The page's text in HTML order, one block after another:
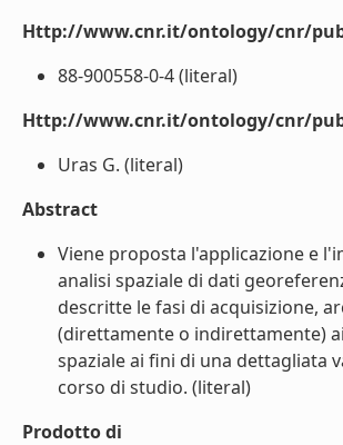
Http://www.cnr.it/ontology/cnr/
88-900558-0-4 (literal)
Http://www.cnr.it/ontology/cnr/
Uras G. (literal)
Abstract
Viene proposta l'applicazione e
analisi spaziale di dati
descritte le fasi di acquisizione,
(direttamente o indirettamente)
spaziale ai fini di una dettagliata
corso di studio. (literal)
Prodotto di